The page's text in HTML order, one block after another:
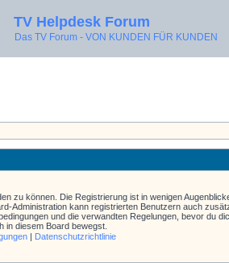
TV Helpdesk Forum
Das TV Forum - VON KUNDEN FÜR KUNDEN
zu können. Die Registrierung ist in wenigen
Administration kann registrierten Benutzern auch
und die verwandten Regelungen, bevor du
in diesem Board bewegst.
| Datenschutzrichtlinie